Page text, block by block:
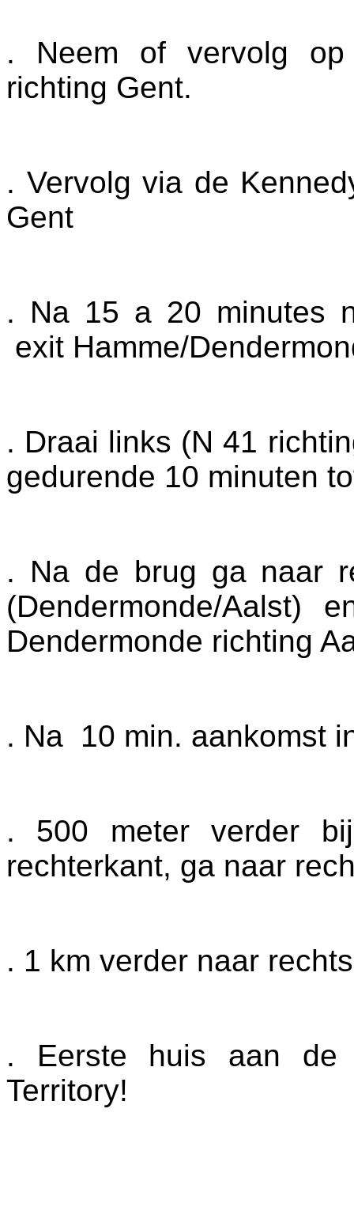
. Neem of vervolg
richting Gent.
. Vervolg via de
Gent
. Na 15 a 20 minutes
exit Hamme/
. Draai links (N 41
gedurende 10 minuten
. Na de brug ga naar
(Dendermonde/
Dendermonde richting
. Na 10 min. aankomst
. 500 meter verder
rechterkant, ga naar
. 1 km verder naar
. Eerste huis aan de
Territory!